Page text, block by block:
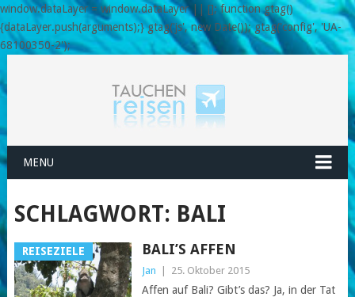
window.dataLayer = window.dataLayer || []; function gtag()
{dataLayer.push(arguments);} gtag('js', new Date()); gtag('config', 'UA-
68100350-2');
MENU
SCHLAGWORT: BALI
REISEZIELE BALI’S AFFEN
Jan 25. Oktober 2015
Affen auf Bali? Gibt’s das? Ja, in der Tat